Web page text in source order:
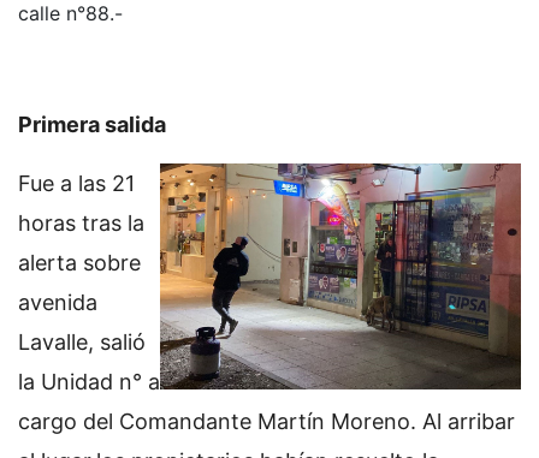
calle n°88.-
Primera salida
Fue a las 21
horas tras la
alerta sobre
avenida
Lavalle, salió
la Unidad n° a
cargo del Comandante Martín Moreno. Al arribar